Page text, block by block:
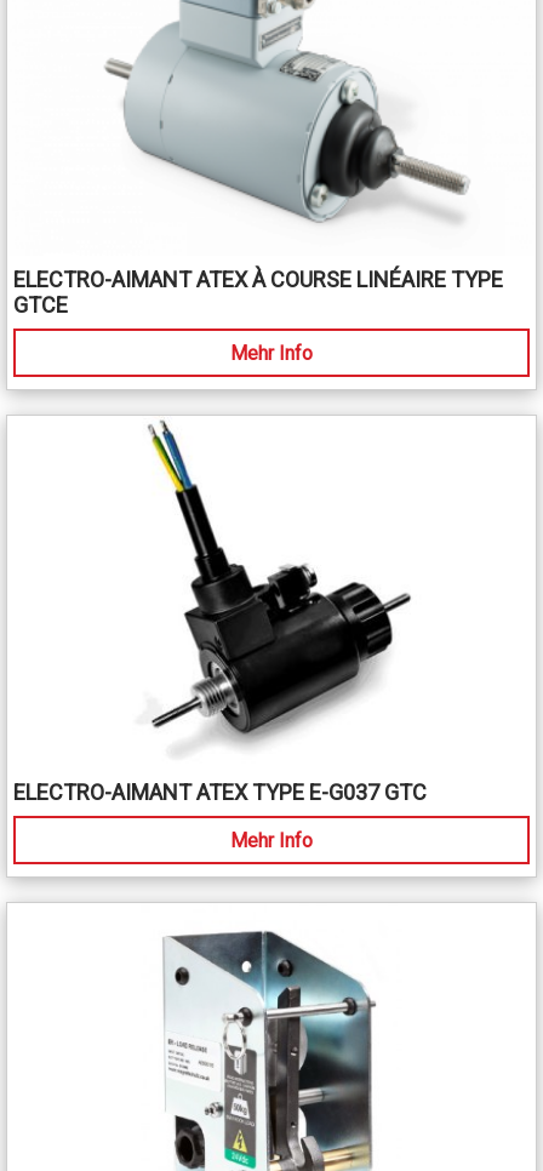
ELECTRO-AIMANT ATEX À COURSE LINÉAIRE TYPE
GTCE
Mehr Info
ELECTRO-AIMANT ATEX TYPE E-G037 GTC
Mehr Info